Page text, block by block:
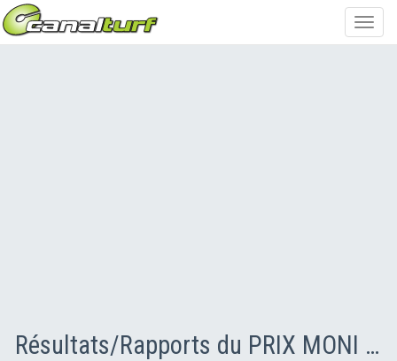
Résultats/Rapports du PRIX MONI VIKING